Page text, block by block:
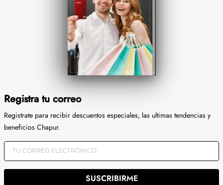
Registra tu correo
Registrate para recibir descuentos especiales, las ultimas tendencias y
beneficios Chapur.
SUSCRIBIRME